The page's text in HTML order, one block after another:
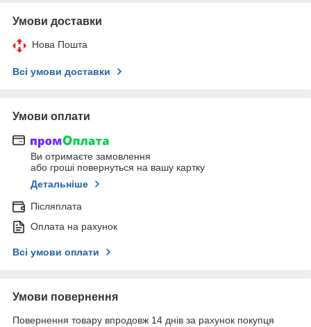
Умови доставки
Нова Пошта
Всі умови доставки
Умови оплати
Ви отримаєте замовлення
або гроші повернуться на вашу картку
Детальніше
Післяплата
Оплата на рахунок
Всі умови оплати
Умови повернення
Повернення товару впродовж 14 днів за рахунок покупця